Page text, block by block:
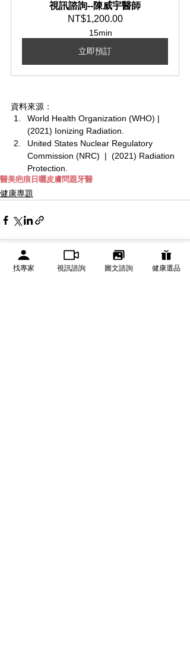
視訊諮詢--陳威宇醫師
NT$1,200.00
15min
立即預訂
資料來源：
World Health Organization (WHO) |
(2021) Ionizing Radiation.
United States Nuclear Regulatory
Commission (NRC)  |  (2021) Radiation
Protection.
醫美疤痕 日曬皮膚問題牙醫
健康專題
找專家 視訊諮詢 圖文諮詢 健康選品